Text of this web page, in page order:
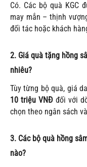
Có. Các bộ quà KGC
may mắn – thịnh
đối tác hoặc khách
2. Giá quà tặng hồng
nhiêu?
Tùy từng bộ quà, giá
10 triệu VNĐ đối với
chọn theo ngân sách
3. Các bộ quà hồng
nào?